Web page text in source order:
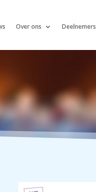
Over ons Deelnemers